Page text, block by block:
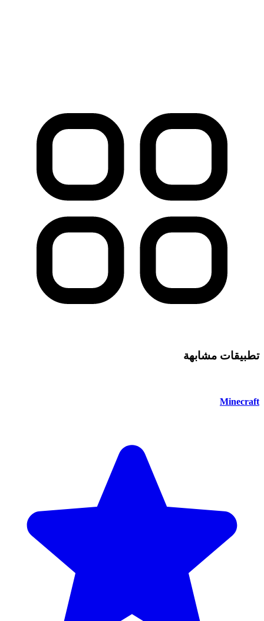
تطبيقات مشابهة
Minecraft